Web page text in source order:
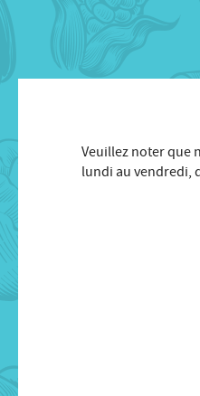
Veuillez noter que
lundi au vendredi,